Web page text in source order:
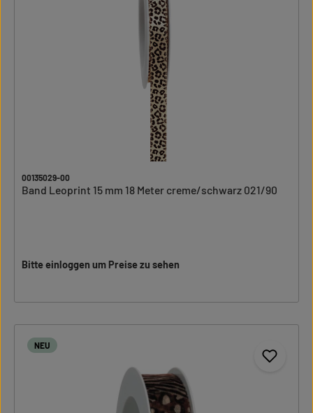
00135029-00
Band Leoprint 15 mm 18 Meter creme/schwarz 021/90
Bitte einloggen um Preise zu sehen
NEU